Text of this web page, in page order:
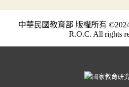
中華民國教育部 版權所有
R.O.C. All rights